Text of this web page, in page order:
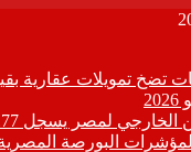
لمصر يسجل 164.77 مليار دولار
البورصة